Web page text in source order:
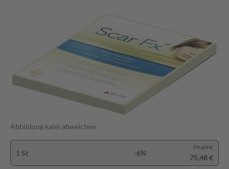
Abbildung kann abweichen
1 St -6%
79,89 €
75,48 €